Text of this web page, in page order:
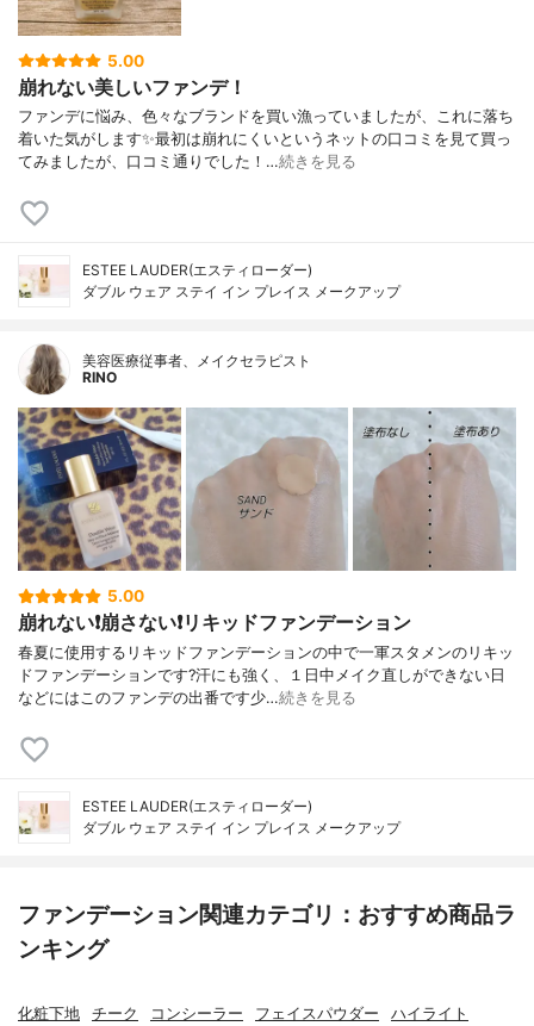
5.00
崩れない美しいファンデ！
ファンデに悩み、色々なブランドを買い漁っていましたが、これに落ち
着いた気がします✨最初は崩れにくいというネットの口コミを見て買っ
てみましたが、口コミ通りでした！…続きを見る
ESTEE LAUDER(エスティローダー)
ダブル ウェア ステイ イン プレイス メークアップ
美容医療従事者、メイクセラピスト
RINO
5.00
崩れない❗️崩さない❗️リキッドファンデーション
春夏に使用するリキッドファンデーションの中で一軍スタメンのリキッ
ドファンデーションです?汗にも強く、１日中メイク直しができない日
などにはこのファンデの出番です少…続きを見る
ESTEE LAUDER(エスティローダー)
ダブル ウェア ステイ イン プレイス メークアップ
ファンデーション関連カテゴリ：おすすめ商品ラ
ンキング
化粧下地 チーク コンシーラー フェイスパウダー ハイライト